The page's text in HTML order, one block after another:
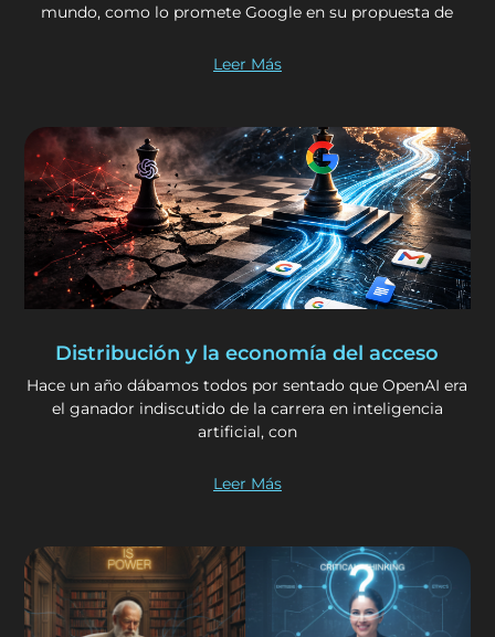
mundo, como lo promete Google en su propuesta de
Leer Más
Distribución y la economía del acceso
Hace un año dábamos todos por sentado que OpenAI era
el ganador indiscutido de la carrera en inteligencia
artificial, con
Leer Más